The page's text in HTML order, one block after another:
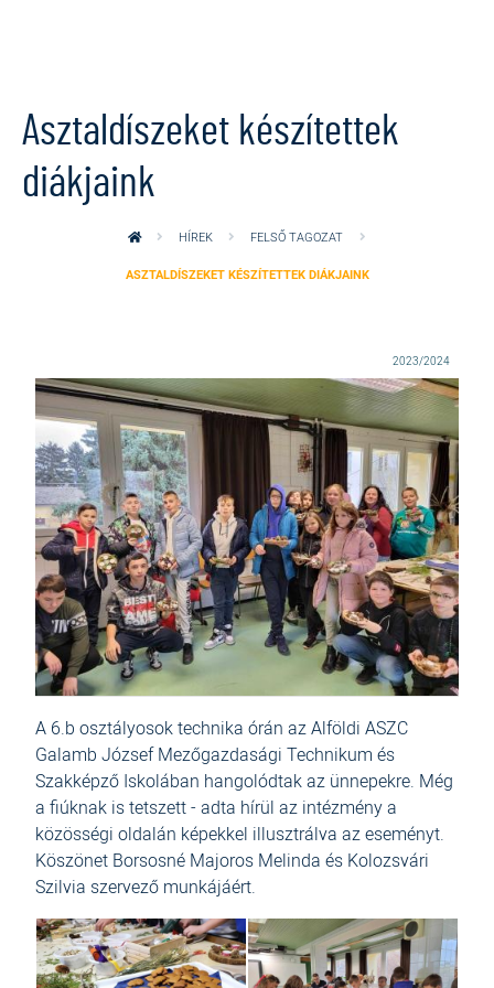
Asztaldíszeket készítettek
diákjaink
HÍREK FELSŐ TAGOZAT
ASZTALDÍSZEKET KÉSZÍTETTEK DIÁKJAINK
2023/2024
A 6.b osztályosok technika órán az Alföldi ASZC
Galamb József Mezőgazdasági Technikum és
Szakképző Iskolában hangolódtak az ünnepekre. Még
a fiúknak is tetszett - adta hírül az intézmény a
közösségi oldalán képekkel illusztrálva az eseményt.
Köszönet Borsosné Majoros Melinda és Kolozsvári
Szilvia szervező munkájáért.